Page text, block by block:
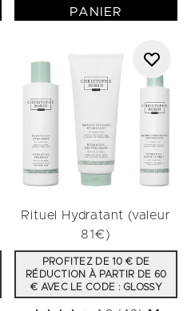
PANIER
Rituel Hydratant (valeur
81€)
PROFITEZ DE 10 € DE
RÉDUCTION À PARTIR DE 60
€ AVEC LE CODE : GLOSSY